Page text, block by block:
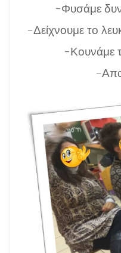
-Φυσάμε
-Δείχνουμε το
-Κουνάμε
-